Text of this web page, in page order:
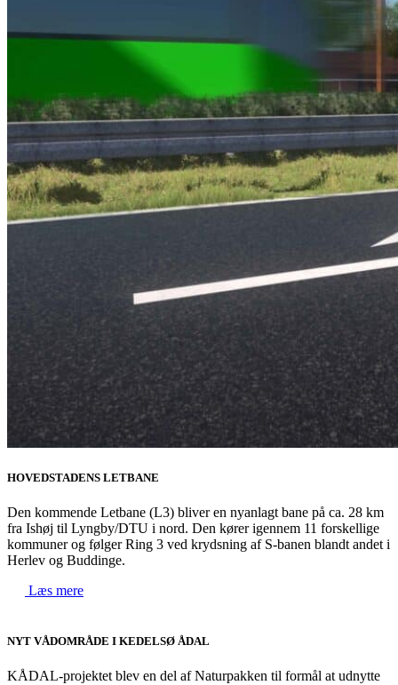
HOVEDSTADENS LETBANE
Den kommende Letbane (L3) bliver en nyanlagt bane på ca. 28 km
fra Ishøj til Lyngby/DTU i nord. Den kører igennem 11 forskellige
kommuner og følger Ring 3 ved krydsning af S-banen blandt andet i
Herlev og Buddinge.
Læs mere
NYT VÅDOMRÅDE I KEDELSØ ÅDAL
KÅDAL-projektet blev en del af Naturpakken til formål at udnytte